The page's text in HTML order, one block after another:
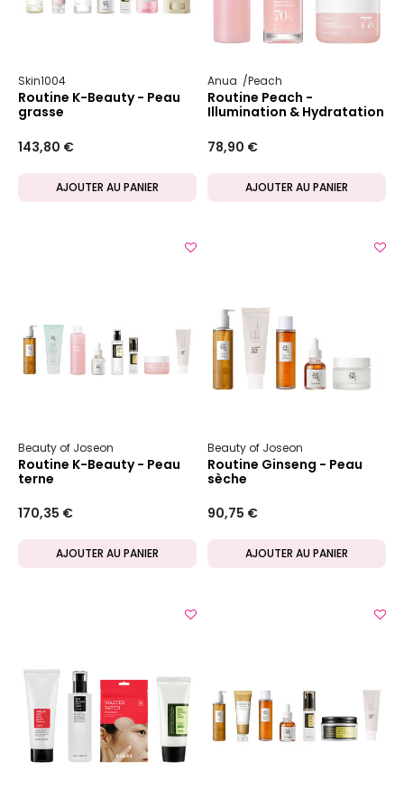
Skin1004
Routine K-Beauty - Peau
grasse
143,80 €
AJOUTER AU PANIER
Anua Peach
Routine Peach -
Illumination & Hydratation
78,90 €
AJOUTER AU PANIER
Beauty of Joseon
Routine K-Beauty - Peau
terne
170,35 €
AJOUTER AU PANIER
Beauty of Joseon
Routine Ginseng - Peau
sèche
90,75 €
AJOUTER AU PANIER